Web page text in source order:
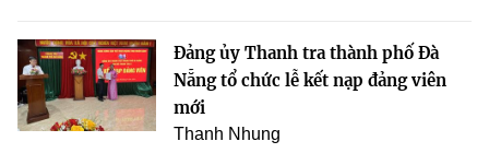
Đảng ủy Thanh tra thành phố Đà
Nẵng tổ chức lễ kết nạp đảng viên
mới
Thanh Nhung